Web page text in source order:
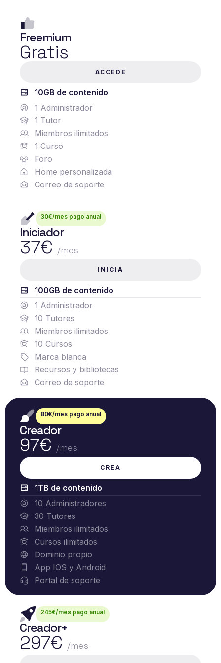
Freemium
Gratis
ACCEDE
10GB de contenido
1 Administrador
1 Tutor
Miembros ilimitados
1 Curso
Foro
Home personalizada
Correo de soporte
30€/mes pago anual
Iniciador
37€ /mes
INICIA
100GB de contenido
1 Administrador
10 Tutores
Miembros ilimitados
10 Cursos
Marca blanca
Recursos y bibliotecas
Correo de soporte
80€/mes pago anual
Creador
97€ /mes
CREA
1TB de contenido
10 Administradores
30 Tutores
Miembros ilimitados
Cursos ilimitados
Dominio propio
App IOS y Android
Portal de soporte
245€/mes pago anual
Creador+
297€ /mes